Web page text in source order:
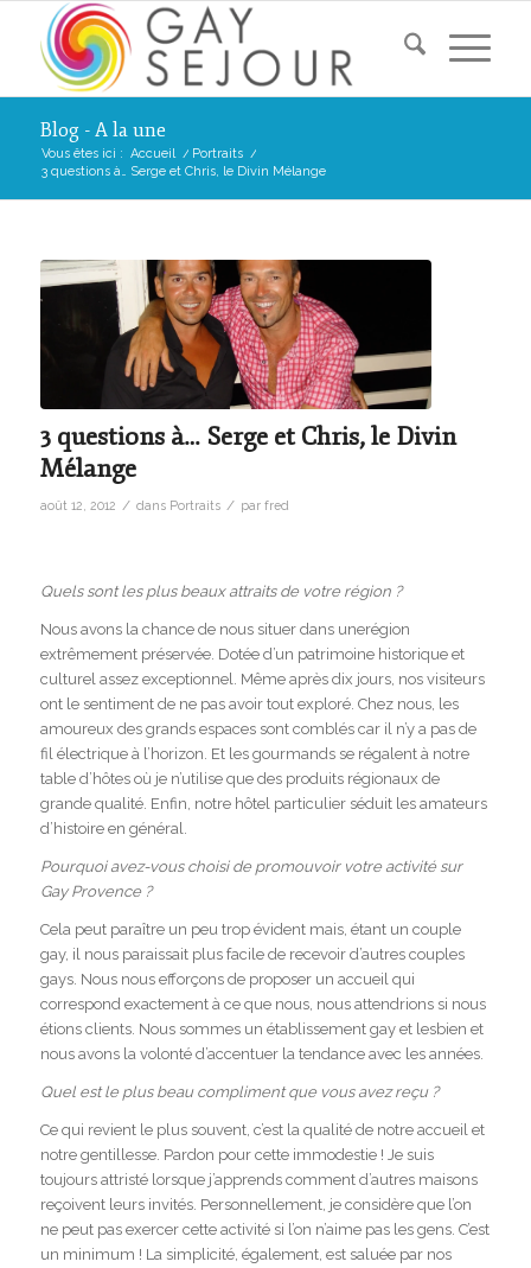
Blog - A la une
Vous êtes ici : Accueil / Portraits /
3 questions à… Serge et Chris, le Divin Mélange
3 questions à… Serge et Chris, le Divin
Mélange
août 12, 2012 / dans Portraits / par fred
Quels sont les plus beaux attraits de votre région ?
Nous avons la chance de nous situer dans unerégion
extrêmement préservée. Dotée d’un patrimoine historique et
culturel assez exceptionnel. Même après dix jours, nos visiteurs
ont le sentiment de ne pas avoir tout exploré. Chez nous, les
amoureux des grands espaces sont comblés car il n’y a pas de
fil électrique à l’horizon. Et les gourmands se régalent à notre
table d’hôtes où je n’utilise que des produits régionaux de
grande qualité. Enfin, notre hôtel particulier séduit les amateurs
d’histoire en général.
Pourquoi avez-vous choisi de promouvoir votre activité sur
Gay Provence ?
Cela peut paraître un peu trop évident mais, étant un couple
gay, il nous paraissait plus facile de recevoir d’autres couples
gays. Nous nous efforçons de proposer un accueil qui
correspond exactement à ce que nous, nous attendrions si nous
étions clients. Nous sommes un établissement gay et lesbien et
nous avons la volonté d’accentuer la tendance avec les années.
Quel est le plus beau compliment que vous avez reçu ?
Ce qui revient le plus souvent, c’est la qualité de notre accueil et
notre gentillesse. Pardon pour cette immodestie ! Je suis
toujours attristé lorsque j’apprends comment d’autres maisons
reçoivent leurs invités. Personnellement, je considère que l’on
ne peut pas exercer cette activité si l’on n’aime pas les gens. C’est
un minimum ! La simplicité, également, est saluée par nos